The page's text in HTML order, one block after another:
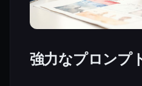
強力なプロンプ